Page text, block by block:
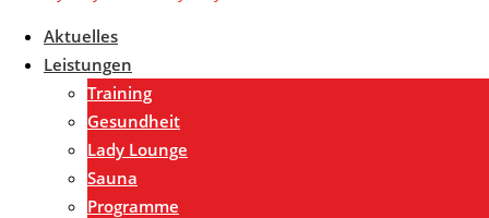
Aktuelles
Leistungen
Training
Gesundheit
Lady Lounge
Sauna
Programme